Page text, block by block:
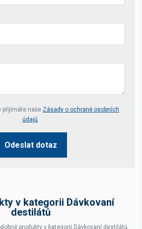
přijímáte naše Zásady o ochraně osobních
údajů.
Odeslat dotaz
v kategorii Dávkovaní
destilátů
produkty v kategorii Dávkovaní destilátů